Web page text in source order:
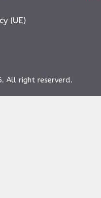
(UE)
All right reserverd.